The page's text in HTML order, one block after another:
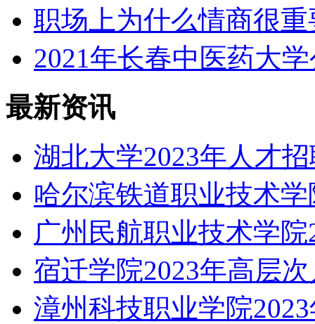
职场上为什么情商很重
2021年长春中医药大
最新资讯
湖北大学2023年人才
哈尔滨铁道职业技术
广州民航职业技术学院
宿迁学院2023年高层
漳州科技职业学院